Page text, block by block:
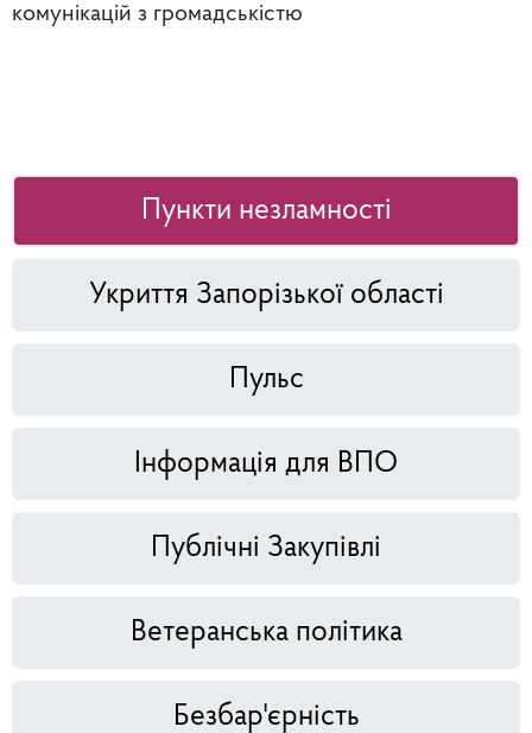
комунікацій з громадськістю
Пункти незламності
Укриття Запорізької області
Пульс
Інформація для ВПО
Публічні Закупівлі
Ветеранська політика
Безбар'єрність